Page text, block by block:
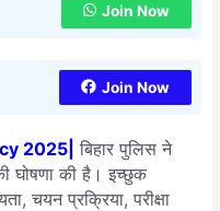
Join Now
Join Now
2025| बिहार पुलिस ने
घोषणा की है। इच्छुक
चयन प्रक्रिया, परीक्षा